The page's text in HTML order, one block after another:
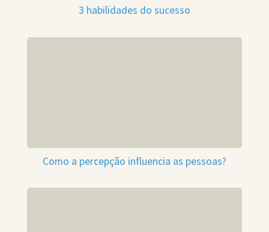
3 habilidades do sucesso
Como a percepção influencia as pessoas?